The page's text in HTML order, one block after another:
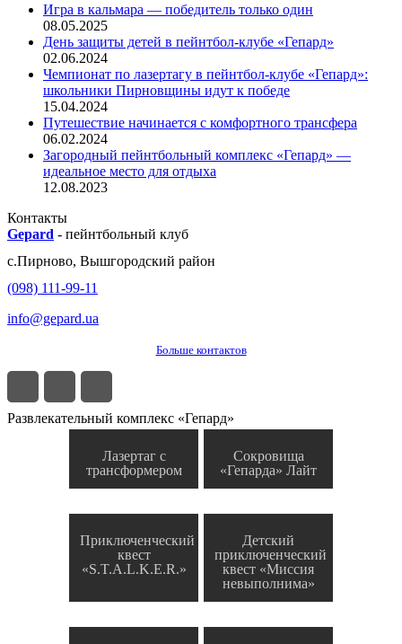
Игра в кальмара — победитель только один
08.05.2025
День защиты детей в пейнтбол-клубе «Гепард»
02.06.2024
Чемпионат по лазертагу в пейнтбол-клубе «Гепард»:
школьники Пирновщины идут к победе
15.04.2024
Путешествие начинается с комфортного трансфера
06.02.2024
Загородный пейнтбольный комплекс «Гепард» —
идеальное место для отдыха
12.08.2023
Контакты
Gepard - пейнтбольный клуб
с.Пирново, Вышгородский район
(098) 111-99-11
info@gepard.ua
Больше контактов
Развлекательный комплекс «Гепард»
Лазертаг с
трансформером
Сокровища
«Гепарда» Лайт
Приключенческий
квест
«S.T.A.L.K.E.R.»
Детский
приключенческий
квест «Миссия
невыполнима»